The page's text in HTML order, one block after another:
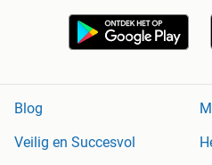
Blog
Veilig en Succesvol